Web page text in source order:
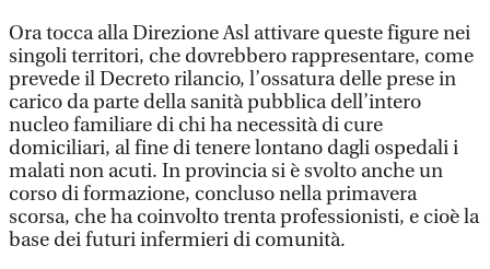
Ora tocca alla Direzione Asl attivare queste figure nei
singoli territori, che dovrebbero rappresentare, come
prevede il Decreto rilancio, l’ossatura delle prese in
carico da parte della sanità pubblica dell’intero
nucleo familiare di chi ha necessità di cure
domiciliari, al fine di tenere lontano dagli ospedali i
malati non acuti. In provincia si è svolto anche un
corso di formazione, concluso nella primavera
scorsa, che ha coinvolto trenta professionisti, e cioè la
base dei futuri infermieri di comunità.